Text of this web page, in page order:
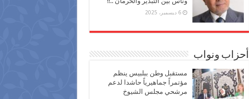
6 ديسمبر، 2025
أحزاب ونواب
مستقبل وطن ببلبيس ينظم
مؤتمراً جماهيرياً حاشدا لدعم
مرشحي مجلس الشيوخ